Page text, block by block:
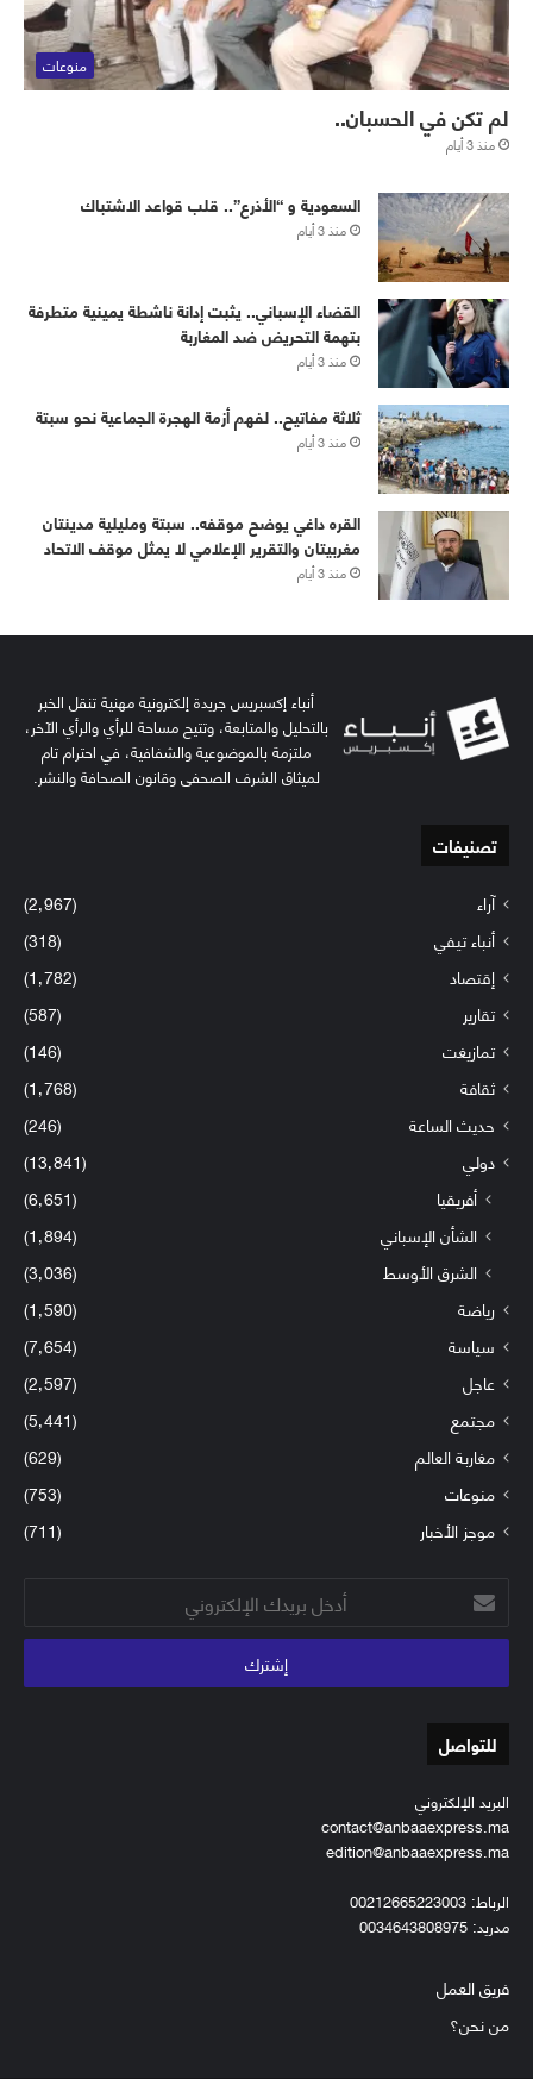
منوعات
لم تكن في الحسبان..
منذ 3 أيام
‏⁧‫السعودية‬⁩ و “الأذرع”.. قلب قواعد الاشتباك
منذ 3 أيام
القضاء الإسباني.. يثبت إدانة ناشطة يمينية متطرفة
بتهمة التحريض ضد المغاربة
منذ 3 أيام
ثلاثة مفاتيح.. لفهم أزمة الهجرة الجماعية نحو سبتة
منذ 3 أيام
القره داغي يوضح موقفه.. سبتة ومليلية مدينتان
مغربيتان والتقرير الإعلامي لا يمثل موقف الاتحاد
منذ 3 أيام
أنباء إكسبريس جريدة إلكترونية مهنية تنقل الخبر
بالتحليل والمتابعة، وتتيح مساحة للرأي والرأي الآخر،
ملتزمة بالموضوعية والشفافية، في احترام تام
لميثاق الشرف الصحفي وقانون الصحافة والنشر.
تصنيفات
آراء
(2٬967)
أنباء تيفي
(318)
إقتصاد
(1٬782)
تقارير
(587)
تمازيغت
(146)
ثقافة
(1٬768)
حديث الساعة
(246)
دولي
(13٬841)
أفريقيا
(6٬651)
الشأن الإسباني
(1٬894)
الشرق الأوسط
(3٬036)
رياضة
(1٬590)
سياسة
(7٬654)
عاجل
(2٬597)
مجتمع
(5٬441)
مغاربة العالم
(629)
منوعات
(753)
موجز الأخبار
(711)
أدخل
بريدك
الإلكتروني
للتواصل
البريد الإلكتروني
contact@anbaaexpress.ma
edition@anbaaexpress.ma
الرباط: 00212665223003
مدريد: 0034643808975
فريق العمل
من نحن؟